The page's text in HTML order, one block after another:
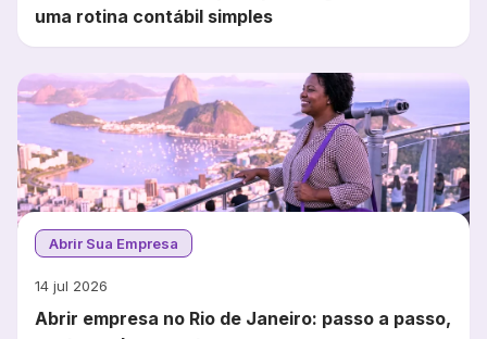
uma rotina contábil simples
Abrir Sua Empresa
14 jul 2026
Abrir empresa no Rio de Janeiro: passo a passo,